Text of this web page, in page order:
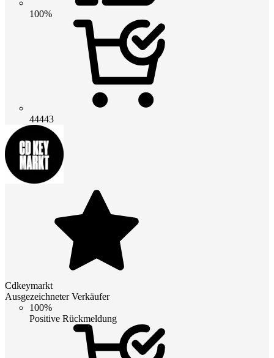
100%
44443
Cdkeymarkt
Ausgezeichneter Verkäufer
100%
Positive Rückmeldung